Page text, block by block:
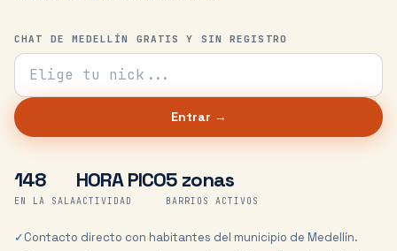
CHAT DE MEDELLÍN GRATIS Y SIN REGISTRO
Tu nick para el chat
Entrar →
148
EN LA SALA
HORA PICO
ACTIVIDAD
5 zonas
BARRIOS ACTIVOS
✓Contacto directo con habitantes del municipio de Medellín.